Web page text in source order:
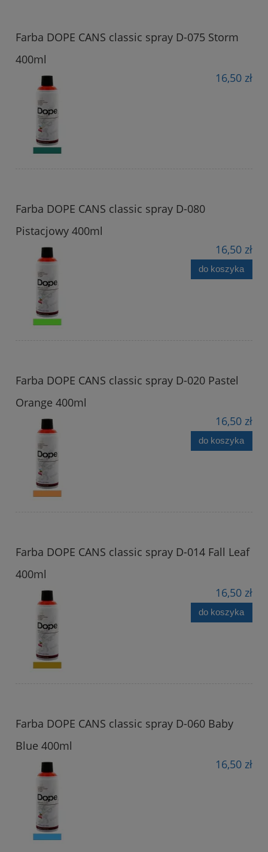
Farba DOPE CANS classic spray D-075 Storm
400ml
16,50 zł
Farba DOPE CANS classic spray D-080
Pistacjowy 400ml
16,50 zł
do koszyka
Farba DOPE CANS classic spray D-020 Pastel
Orange 400ml
16,50 zł
do koszyka
Farba DOPE CANS classic spray D-014 Fall Leaf
400ml
16,50 zł
do koszyka
Farba DOPE CANS classic spray D-060 Baby
Blue 400ml
16,50 zł